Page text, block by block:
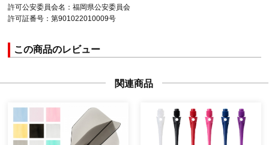
許可公安委員会名：福岡県公安委員会
許可証番号：第901022010009号
この商品のレビュー
関連商品